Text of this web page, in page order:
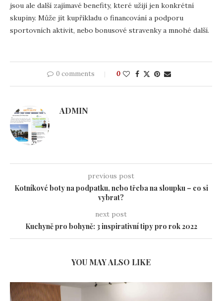
jsou ale další zajímavé benefity, které užijí jen konkrétní
skupiny. Může jít kupříkladu o financování a podporu
sportovních aktivit, nebo bonusové stravenky a mnohé další.
0 comments 0
ADMIN
previous post
Kotníkové boty na podpatku, nebo třeba na sloupku – co si
vybrat?
next post
Kuchyně pro bohyně: 3 inspirativní tipy pro rok 2022
YOU MAY ALSO LIKE